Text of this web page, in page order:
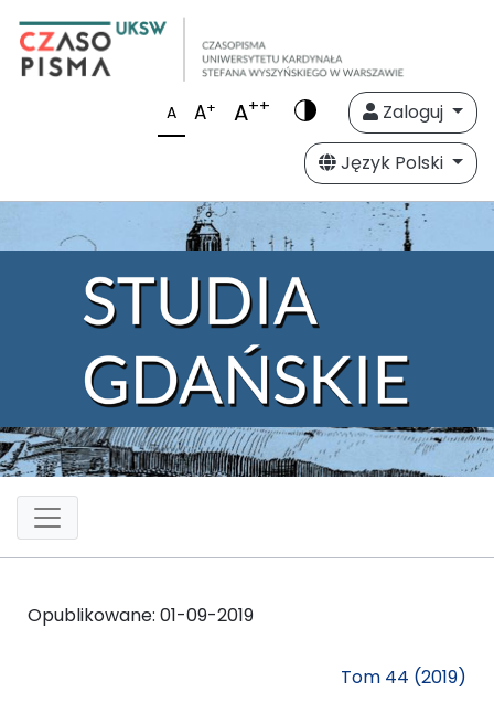
A A+ A++
Zaloguj
Język Polski
Opublikowane: 01-09-2019
Tom 44 (2019)